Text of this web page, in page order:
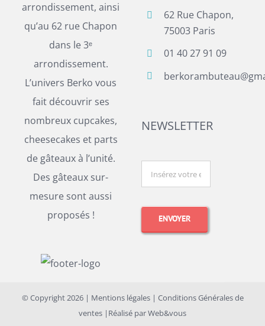
arrondissement, ainsi
qu’au 62 rue Chapon
dans le 3ᵉ
arrondissement.
L’univers Berko vous
fait découvrir ses
nombreux cupcakes,
cheesecakes et parts
de gâteaux à l’unité.
Des gâteaux sur-
mesure sont aussi
proposés !
62 Rue Chapon,
75003 Paris
01 40 27 91 09
NEWSLETTER
© Copyright2026 | Mentions légales| Conditions Générales de
ventes |Réalisé parWeb&vous